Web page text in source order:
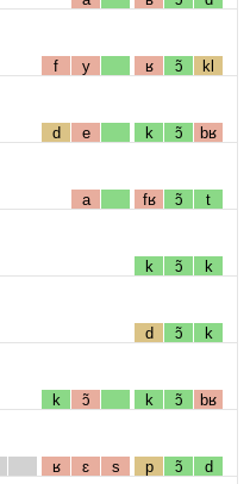
f y ʁ ɔ̃ kl
d e k ɔ̃ bʁ
a fʁ ɔ̃ t
k ɔ̃ k
d ɔ̃ k
k ɔ̃ k ɔ̃ bʁ
ʁ ɛ s p ɔ̃ d